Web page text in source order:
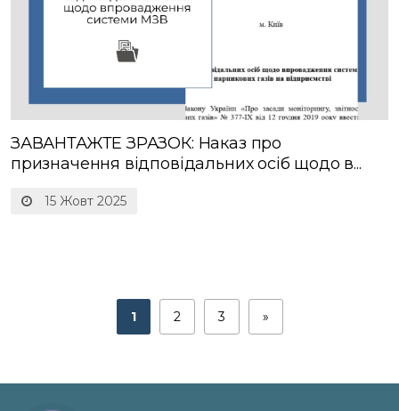
15 Жовт 2025
ЗАВАНТАЖТЕ ЗРАЗОК: Наказ про
призначення відповідальних осіб щодо в...
1 2 3 »